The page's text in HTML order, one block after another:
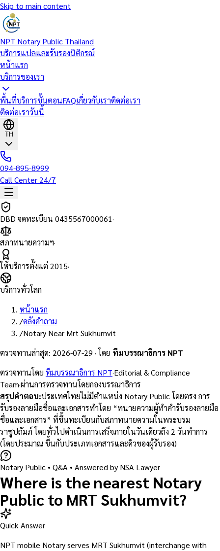
Skip to main content
NPT Notary Public Thailand
บริการแปลและรับรองนิติกรณ์
หน้าแรก
บริการของเรา
พื้นที่บริการขั้นตอนFAQเกี่ยวกับเราติดต่อเรา
ติดต่อเราวันนี้
TH
094-895-8999
Call Center 24/7
DBD จดทะเบียน 0435567000061·
สภาทนายความฯ·
ให้บริการตั้งแต่ 2015·
บริการทั่วโลก
หน้าแรก
/คลังคำถาม
/Notary Near Mrt Sukhumvit
ตรวจทานล่าสุด: 2026-07-29 · โดย ทีมบรรณาธิการ NPT
ตรวจทานโดย ทีมบรรณาธิการ NPT·Editorial & Compliance
Team·ผ่านการตรวจทานโดยกองบรรณาธิการ
สรุปคำตอบ:ประเทศไทยไม่มีตำแหน่ง Notary Public โดยตรง การ
รับรองลายมือชื่อและเอกสารทำโดย “ทนายความผู้ทำคำรับรองลายมือ
ชื่อและเอกสาร” ที่ขึ้นทะเบียนกับสภาทนายความในพระบรม
ราชูปถัมภ์ โดยทั่วไปดำเนินการเสร็จภายในวันเดียวถึง 2 วันทำการ
(โดยประมาณ ขึ้นกับประเภทเอกสารและคิวของผู้รับรอง)
Notary Public • Q&A • Answered by NSA Lawyer
Where is the nearest Notary
Public to MRT Sukhumvit?
Quick Answer
NPT mobile Notary serves MRT Sukhumvit (interchange with